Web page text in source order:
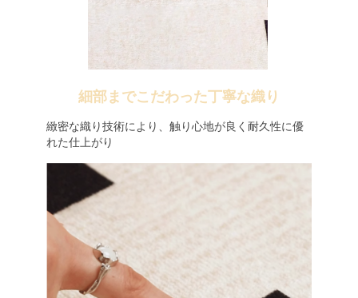
細部までこだわった丁寧な織り
緻密な織り技術により、触り心地が良く耐久性に優
れた仕上がり